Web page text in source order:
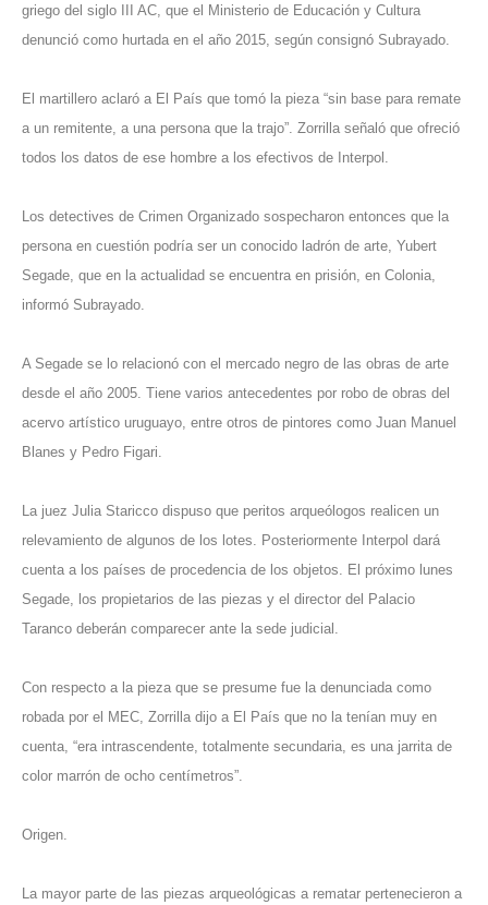
griego del siglo III AC, que el Ministerio de Educación y Cultura
denunció como hurtada en el año 2015, según consignó Subrayado.
El martillero aclaró a El País que tomó la pieza “sin base para remate
a un remitente, a una persona que la trajo”. Zorrilla señaló que ofreció
todos los datos de ese hombre a los efectivos de Interpol.
Los detectives de Crimen Organizado sospecharon entonces que la
persona en cuestión podría ser un conocido ladrón de arte, Yubert
Segade, que en la actualidad se encuentra en prisión, en Colonia,
informó Subrayado.
A Segade se lo relacionó con el mercado negro de las obras de arte
desde el año 2005. Tiene varios antecedentes por robo de obras del
acervo artístico uruguayo, entre otros de pintores como Juan Manuel
Blanes y Pedro Figari.
La juez Julia Staricco dispuso que peritos arqueólogos realicen un
relevamiento de algunos de los lotes. Posteriormente Interpol dará
cuenta a los países de procedencia de los objetos. El próximo lunes
Segade, los propietarios de las piezas y el director del Palacio
Taranco deberán comparecer ante la sede judicial.
Con respecto a la pieza que se presume fue la denunciada como
robada por el MEC, Zorrilla dijo a El País que no la tenían muy en
cuenta, “era intrascendente, totalmente secundaria, es una jarrita de
color marrón de ocho centímetros”.
Origen.
La mayor parte de las piezas arqueológicas a rematar pertenecieron a